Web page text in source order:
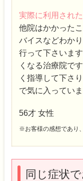
実際に利用され
他院はかかった
バイスなどわか
行って下さいま
くなる治療院で
く指導して下さ
で気に入っていま
56才 女性
※お客様の感想であり
同じ症状